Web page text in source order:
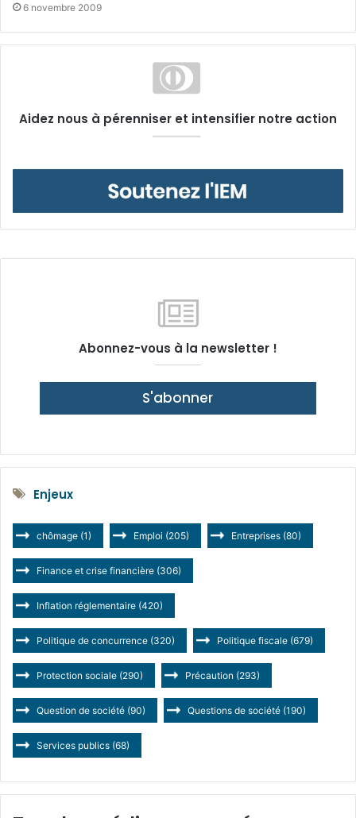
6 novembre 2009
Aidez nous à pérenniser et intensifier notre action
Abonnez-vous à la newsletter !
S'abonner
Enjeux
chômage (1) Emploi (205) Entreprises (80)
Finance et crise financière (306)
Inflation réglementaire (420)
Politique de concurrence (320) Politique fiscale (679)
Protection sociale (290) Précaution (293)
Question de société (90) Questions de société (190)
Services publics (68)